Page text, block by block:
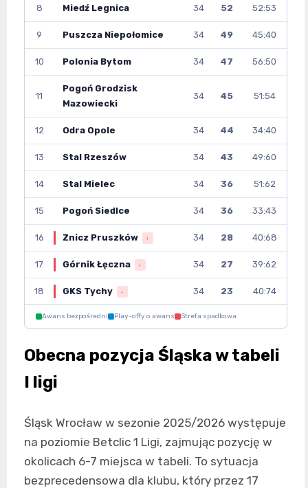
8 Miedź Legnica 34 52 52:53
9 Puszcza Niepołomice 34 49 45:40
10 Polonia Bytom 34 47 56:50
11
Pogoń Grodzisk
Mazowiecki
34 45 51:54
12 Odra Opole 34 44 34:40
13 Stal Rzeszów 34 43 49:60
14 Stal Mielec 34 36 51:62
15 Pogoń Siedlce 34 36 33:43
16 Znicz Pruszków ↓ 34 28 40:68
17 Górnik Łęczna ↓ 34 27 39:62
18 GKS Tychy ↓ 34 23 40:74
Awans bezpośredni Play-offy o awans Strefa spadkowa
Obecna pozycja Śląska w tabeli
I ligi
Śląsk Wrocław w sezonie 2025/2026 występuje
na poziomie Betclic 1 Ligi, zajmując pozycję w
okolicach 6-7 miejsca w tabeli. To sytuacja
bezprecedensowa dla klubu, który przez 17